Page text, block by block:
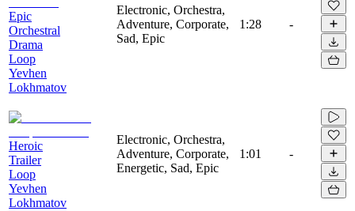
Epic
Orchestral
Drama
Loop
Yevhen
Lokhmatov
Electronic, Orchestra,
Adventure, Corporate,
Sad, Epic
1:28 -
Heroic
Trailer
Loop
Yevhen
Lokhmatov
Electronic, Orchestra,
Adventure, Corporate,
Energetic, Sad, Epic
1:01 -